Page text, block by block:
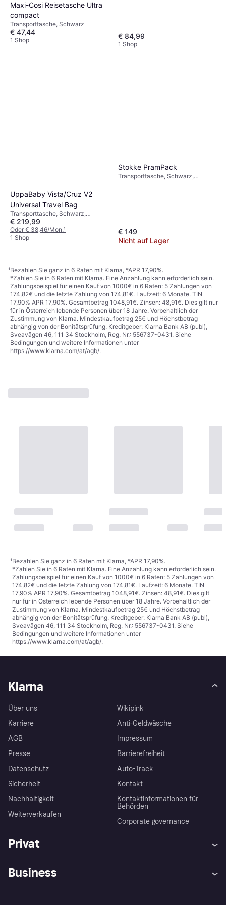
Maxi-Cosi Reisetasche Ultra
compact
Transporttasche, Schwarz
€ 47,44
1 Shop € 84,99
1 Shop
UppaBaby Vista/Cruz V2
Universal Travel Bag
Transporttasche, Schwarz,
Universal, Material: Polyester
€ 219,99
Oder € 38,46/Mon.¹
1 Shop
Stokke PramPack
Transporttasche, Schwarz,
€ 149
Nicht auf Lager
¹Bezahlen Sie ganz in 6 Raten mit Klarna, *APR 17,90%.
*Zahlen Sie in 6 Raten mit Klarna. Eine Anzahlung kann erforderlich sein.
Zahlungsbeispiel für einen Kauf von 1000€ in 6 Raten: 5 Zahlungen von
174,82€ und die letzte Zahlung von 174,81€. Laufzeit: 6 Monate. TIN
17,90% APR 17,90%. Gesamtbetrag 1048,91€. Zinsen: 48,91€. Dies gilt nur
für in Österreich lebende Personen über 18 Jahre. Vorbehaltlich der
Zustimmung von Klarna. Mindestkaufbetrag 25€ und Höchstbetrag
abhängig von der Bonitätsprüfung. Kreditgeber: Klarna Bank AB (publ),
Sveavägen 46, 111 34 Stockholm, Reg. Nr.: 556737-0431. Siehe
Bedingungen und weitere Informationen unter
https://www.klarna.com/at/agb/.
¹Bezahlen Sie ganz in 6 Raten mit Klarna, *APR 17,90%.
*Zahlen Sie in 6 Raten mit Klarna. Eine Anzahlung kann erforderlich sein.
Zahlungsbeispiel für einen Kauf von 1000€ in 6 Raten: 5 Zahlungen von
174,82€ und die letzte Zahlung von 174,81€. Laufzeit: 6 Monate. TIN
17,90% APR 17,90%. Gesamtbetrag 1048,91€. Zinsen: 48,91€. Dies gilt
nur für in Österreich lebende Personen über 18 Jahre. Vorbehaltlich der
Zustimmung von Klarna. Mindestkaufbetrag 25€ und Höchstbetrag
abhängig von der Bonitätsprüfung. Kreditgeber: Klarna Bank AB (publ),
Sveavägen 46, 111 34 Stockholm, Reg. Nr.: 556737-0431. Siehe
Bedingungen und weitere Informationen unter
https://www.klarna.com/at/agb/.
Klarna
Über uns
Karriere
AGB
Presse
Datenschutz
Sicherheit
Nachhaltigkeit
Weiterverkaufen
Wikipink
Anti-Geldwäsche
Impressum
Barrierefreiheit
Auto-Track
Kontakt
Kontaktinformationen für
Behörden
Corporate governance
Privat
Business